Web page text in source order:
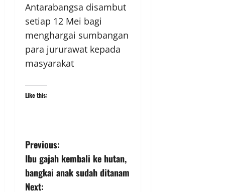
Antarabangsa disambut
setiap 12 Mei bagi
menghargai sumbangan
para jururawat kepada
masyarakat
Like this:
Previous:
Ibu gajah kembali ke hutan,
bangkai anak sudah ditanam
Next: